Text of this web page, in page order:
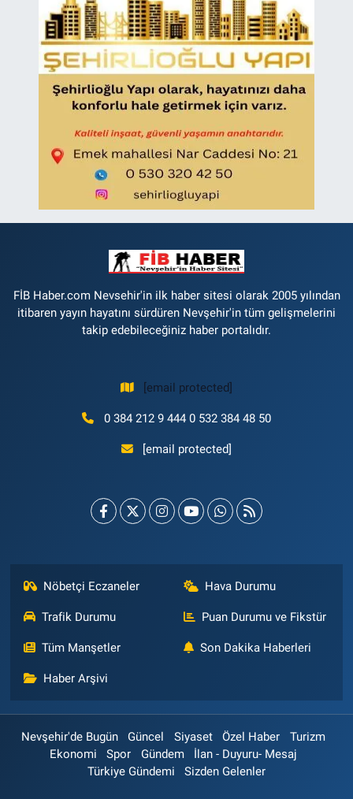
FİB Haber.com Nevsehir'in ilk haber sitesi olarak 2005 yılından
itibaren yayın hayatını sürdüren Nevşehir'in tüm gelişmelerini
takip edebileceğiniz haber portalıdır.
[email protected]
0 384 212 9 444 0 532 384 48 50
[email protected]
Nöbetçi Eczaneler Hava Durumu
Trafik Durumu Puan Durumu ve Fikstür
Tüm Manşetler Son Dakika Haberleri
Haber Arşivi
Nevşehir'de Bugün Güncel Siyaset Özel Haber
Turizm
Ekonomi
Spor Gündem
İlan - Duyuru- Mesaj
Türkiye Gündemi
Sizden Gelenler